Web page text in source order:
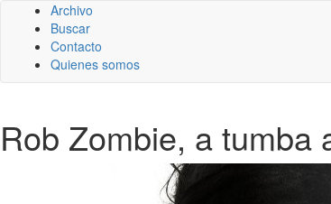
Archivo
Buscar
Contacto
Quienes somos
Rob Zombie, a tumba